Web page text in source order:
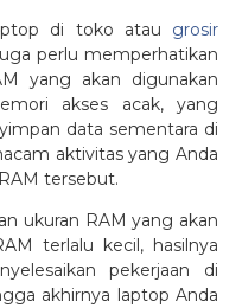
di toko atau grosir
perlu memperhatikan
yang akan digunakan
akses acak, yang
data sementara di
aktivitas yang Anda
tersebut.
ukuran RAM yang akan
terlalu kecil, hasilnya
pekerjaan di
akhirnya laptop Anda